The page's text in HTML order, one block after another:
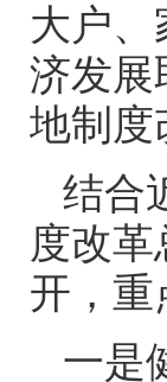
大户
济发展
地制度
结合
度改
开，重
一是